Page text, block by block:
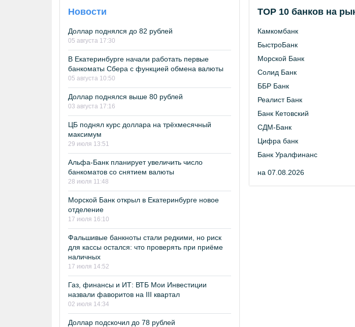
Новости
Доллар поднялся до 82 рублей
05 августа 17:30
В Екатеринбурге начали работать первые
банкоматы Сбера с функцией обмена валюты
05 августа 10:50
Доллар поднялся выше 80 рублей
03 августа 17:16
ЦБ поднял курс доллара на трёхмесячный
максимум
29 июля 13:51
Альфа-Банк планирует увеличить число
банкоматов со снятием валюты
28 июля 11:48
Морской Банк открыл в Екатеринбурге новое
отделение
17 июля 16:10
Фальшивые банкноты стали редкими, но риск
для кассы остался: что проверять при приёме
наличных
17 июля 14:52
Газ, финансы и ИТ: ВТБ Мои Инвестиции
назвали фаворитов на III квартал
02 июля 14:34
Доллар подскочил до 78 рублей
TOP 10 банков на
Камкомбанк
БыстроБанк
Морской Банк
Солид Банк
ББР Банк
Реалист Банк
Банк Кетовский
СДМ-Банк
Цифра банк
Банк Уралфинанс
на 07.08.2026